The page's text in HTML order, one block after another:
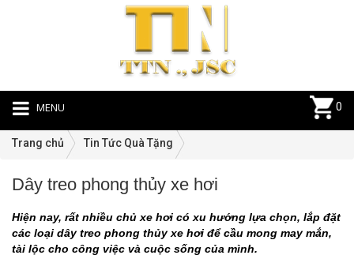
MENU 0
Trang chủ Tin Tức Quà Tặng
Dây treo phong thủy xe hơi
Hiện nay, rất nhiều chủ xe hơi có xu hướng lựa chọn, lắp đặt
các loại dây treo phong thủy xe hơi để cầu mong may mắn,
tài lộc cho công việc và cuộc sống của mình.